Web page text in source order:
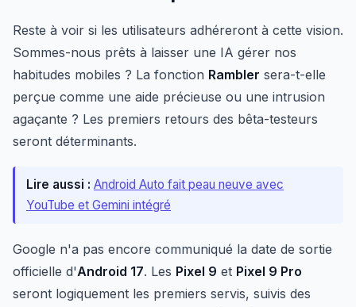
Reste à voir si les utilisateurs adhéreront à cette vision.
Sommes-nous prêts à laisser une IA gérer nos
habitudes mobiles ? La fonction Rambler sera-t-elle
perçue comme une aide précieuse ou une intrusion
agaçante ? Les premiers retours des bêta-testeurs
seront déterminants.
Lire aussi : Android Auto fait peau neuve avec
YouTube et Gemini intégré
Google n'a pas encore communiqué la date de sortie
officielle d'Android 17. Les Pixel 9 et Pixel 9 Pro
seront logiquement les premiers servis, suivis des